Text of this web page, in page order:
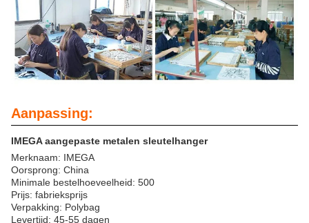
Aanpassing:
IMEGA aangepaste metalen sleutelhanger
Merknaam: IMEGA
Oorsprong: China
Minimale bestelhoeveelheid: 500
Prijs: fabrieksprijs
Verpakking: Polybag
Levertijd: 45-55 dagen